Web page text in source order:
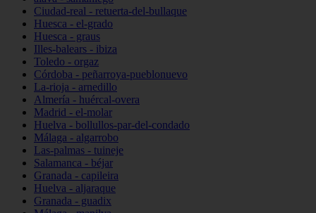
Ciudad-real - retuerta-del-bullaque
Huesca - el-grado
Huesca - graus
Illes-balears - ibiza
Toledo - orgaz
Córdoba - peñarroya-pueblonuevo
La-rioja - arnedillo
Almería - huércal-overa
Madrid - el-molar
Huelva - bollullos-par-del-condado
Málaga - algarrobo
Las-palmas - tuineje
Salamanca - béjar
Granada - capileira
Huelva - aljaraque
Granada - guadix